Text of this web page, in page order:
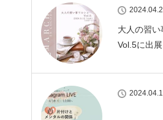
大人の習い
Vol.5に出